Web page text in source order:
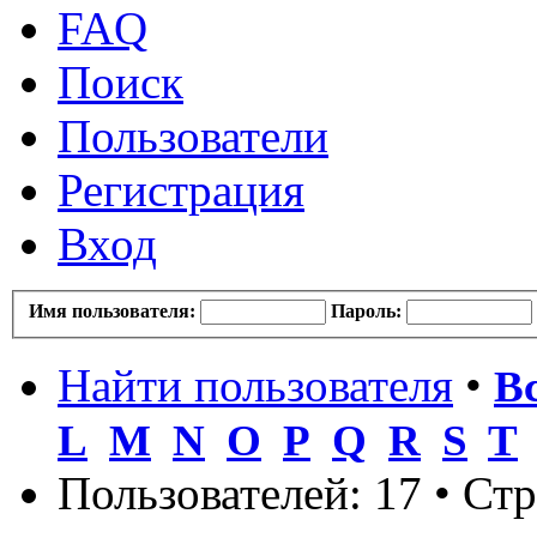
FAQ
Поиск
Пользователи
Регистрация
Вход
Имя пользователя: Пароль:
Найти пользователя •
L M N O P Q R S T
Пользователей: 17 •